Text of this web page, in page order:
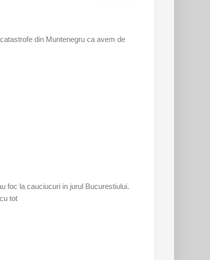
din Muntenegru ca avem de
foc la cauciucuri in jurul Bucurestiului.
tot